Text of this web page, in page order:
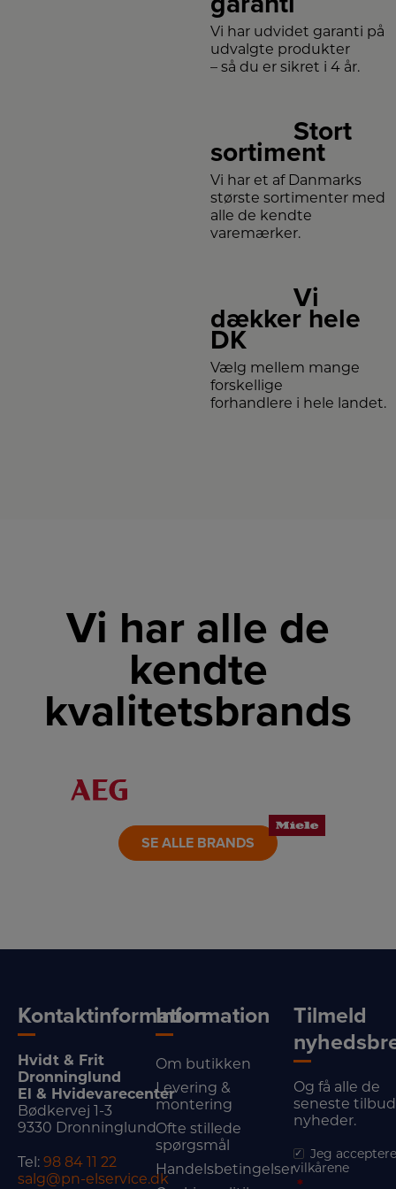
Vi har udvidet garanti på
udvalgte produkter
– så du er sikret i 4 år.
Stort
sortiment
Vi har et af Danmarks
største sortimenter med
alle de kendte
varemærker.
Vi
dækker hele
DK
Vælg mellem mange
forskellige
forhandlere i hele landet.
Vi har alle de
kendte
kvalitetsbrands
LINK
SE ALLE BRANDS
Kontaktinformation
Hvidt & Frit
Dronninglund
El & Hvidevarecenter
Bødkervej 1-3
9330 Dronninglund
Tel: 98 84 11 22
salg@pn-elservice.dk
Information
Om butikken
Levering &
montering
Ofte stillede
spørgsmål
Handelsbetingelser
Tilmeld
Og få alle de
seneste
nyheder.
Jeg
vilkårene